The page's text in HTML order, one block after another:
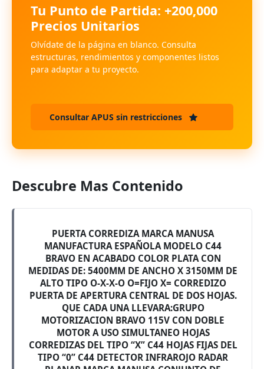
Tu Punto de Partida: +200,000
Precios Unitarios
Olvídate de la página en blanco. Consulta
estructuras, rendimientos y componentes listos
para adaptar a tu proyecto.
Consultar APUS sin restricciones
Descubre Mas Contenido
PUERTA CORREDlZA MARCA MANUSA
MANUFACTURA ESPAÑOLA MODELO C44
BRAVO EN ACABADO COLOR PLATA CON
MEDIDAS DE: 5400MM DE ANCHO X 3150MM DE
ALTO TIPO O-X-X-O O=FIJO X= CORREDIZO
PUERTA DE APERTURA CENTRAL DE DOS HOJAS.
QUE CADA UNA LLEVARA:GRUPO
MOTORIZACION BRAVO 115V CON DOBLE
MOTOR A USO SIMULTANEO HOJAS
CORREDIZAS DEL TIPO “X” C44 HOJAS FIJAS DEL
TIPO “0” C44 DETECTOR INFRAROJO RADAR